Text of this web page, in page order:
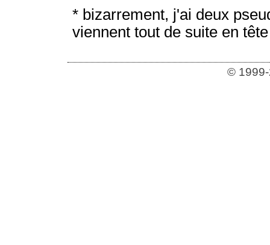
* bizarrement, j'ai deux
viennent tout de suite en
©